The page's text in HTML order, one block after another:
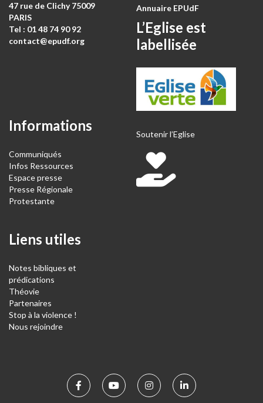
47 rue de Clichy 75009
PARIS
Tel : 01 48 74 90 92
contact@epudf.org
Annuaire EPUdF
L’Eglise est
labellisée
Informations
Communiqués
Infos Ressources
Espace presse
Presse Régionale
Protestante
Liens utiles
Notes bibliques et
prédications
Théovie
Partenaires
Stop à la violence !
Nous rejoindre
Soutenir l’Eglise